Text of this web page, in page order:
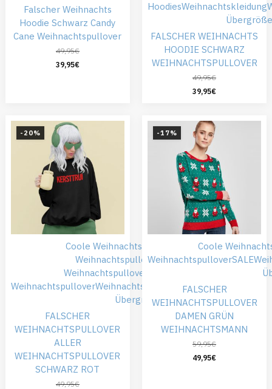
Falscher Weihnachts
Hoodie Schwarz Candy
Cane Weihnachtspullover
49,95€
39,95€
HoodiesWeihnachtskleidung
FALSCHER WEIHNACHTS
HOODIE SCHWARZ
WEIHNACHTSPULLOVER
49,95€
39,95€
-20%
Coole Weihnachtspullover
Falsche
WeihnachtspulloverGünstiger
Weihnachtspullover
WeihnachtspulloverWeihnachtskleidung
Weihnachtspullover
Übergröße
FALSCHER
WEIHNACHTSPULLOVER
ALLER
WEIHNACHTSPULLOVER
SCHWARZ ROT
49,95€
-17%
Coole
WeihnachtspulloverSALE
FALSCHER
WEIHNACHTSPULLOVER
DAMEN GRÜN
WEIHNACHTSMANN
59,95€
49,95€